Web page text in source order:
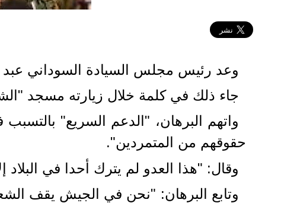
وعد رئيس مجلس السيادة السوداني عبد
جاء ذلك في كلمة خلال زيارته مسجد
واتهم البرهان، "الدعم السريع"
حقوقهم من المتمردين".
وقال: "هذا العدو لم يترك أحدا في البلاد
وتابع البرهان: "نحن في الجيش يقف